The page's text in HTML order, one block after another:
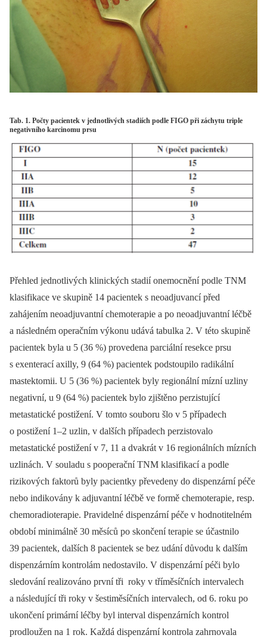
Tab. 1. Počty pacientek v jednotlivých stadiích podle FIGO při záchytu triple
negativního karcinomu prsu
Přehled jednotlivých klinických stadií onemocnění podle TNM
klasifikace ve skupině 14 pacientek s neoadjuvancí před
zahájením neoadjuvantní chemoterapie a po neoadjuvantní léčbě
a následném operačním výkonu udává tabulka 2. V této skupině
pacientek byla u 5 (36 %) provedena parciální resekce prsu
s exenterací axilly, 9 (64 %) pacientek podstoupilo radikální
mastektomii. U 5 (36 %) pacientek byly regionální mízní uzliny
negativní, u 9 (64 %) pacientek bylo zjištěno perzistující
metastatické postižení. V tomto souboru šlo v 5 případech
o postižení 1–2 uzlin, v dalších případech perzistovalo
metastatické postižení v 7, 11 a dvakrát v 16 regionálních mízních
uzlinách. V souladu s pooperační TNM klasifikací a podle
rizikových faktorů byly pacientky převedeny do dispenzární péče
nebo indikovány k adjuvantní léčbě ve formě chemoterapie, resp.
chemoradioterapie. Pravidelné dispenzární péče v hodnotitelném
období minimálně 30 měsíců po skončení terapie se účastnilo
39 pacientek, dalších 8 pacientek se bez udání důvodu k dalším
dispenzárním kontrolám nedostavilo. V dispenzární péči bylo
sledování realizováno první tři roky v tříměsíčních intervalech
a následující tři roky v šestiměsíčních intervalech, od 6. roku po
ukončení primární léčby byl interval dispenzárních kontrol
prodloužen na 1 rok. Každá dispenzární kontrola zahrnovala